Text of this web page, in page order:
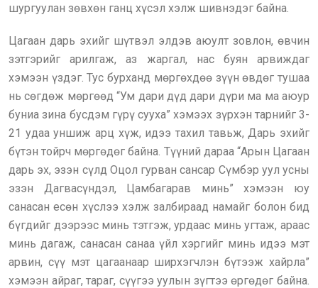
шургуулан зөвхөн ганц хүсэл хэлж шивнэдэг байна.
Цагаан дарь эхийг шүтвэл элдэв аюулт зовлон, өвчин
зэтгэрийг арилгаж, аз жаргал, нас буян арвиждаг
хэмээн үздэг. Тус бурханд мөргөхдөө зүүн өвдөг тушаа
нь сөгдөж мөргөөд “Ум дари дүд дари дүри ма ма аюур
буниа зина бусдэм гүрү сууха” хэмээх зүрхэн тарнийг 3-
21 удаа уншиж арц хүж, идээ тахил тавьж, Дарь эхийг
бүтэн тойрч мөргөдөг байна. Түүний дараа “Арын Цагаан
дарь эх, эзэн сүлд Оцол гурван сансар Сүмбэр уул усны
эзэн Дагвасүндэл, Цамбагарав минь” хэмээн юу
санасан есөн хүслээ хэлж залбираад намайг болон бид
бүгдийг дээрээс минь тэтгэж, урдаас минь угтаж, араас
минь дагаж, санасан санаа үйл хэргийг минь идээ мэт
арвин, сүү мэт цагаанаар ширхэгчлэн бүтээж хайрла”
хэмээн айраг, тараг, сүүгээ уулын зүгтээ өргөдөг байна.